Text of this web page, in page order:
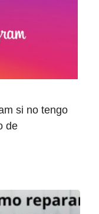
si no tengo
de